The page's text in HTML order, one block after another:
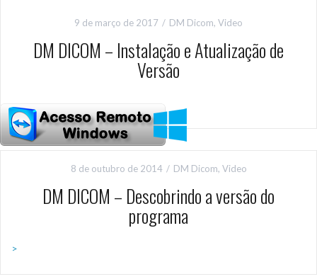
9 de março de 2017 DM Dicom, Video
DM DICOM – Instalação e Atualização de
Versão
8 de outubro de 2014 DM Dicom, Video
DM DICOM – Descobrindo a versão do
programa
>